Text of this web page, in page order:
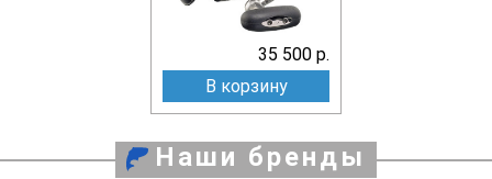
35 500 р.
В корзину
Наши бренды